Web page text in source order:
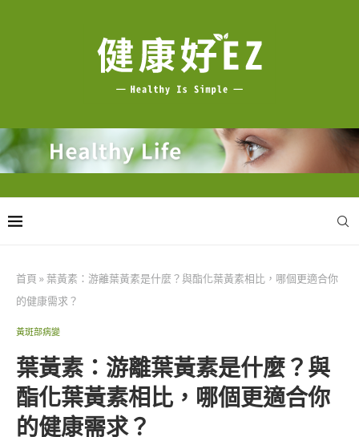
首頁 » 葉黃素：游離葉黃素是什麼？與酯化葉黃素相比，哪個更適合你
的健康需求？
黃斑部病變
葉黃素：游離葉黃素是什麼？與
酯化葉黃素相比，哪個更適合你
的健康需求？